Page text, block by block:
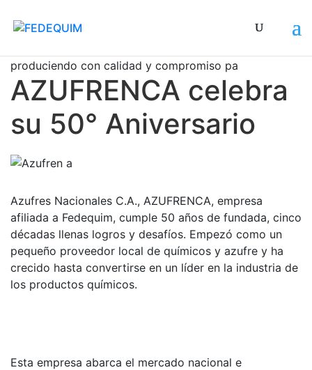
produciendo con calidad y compromiso para sus
AZUFRENCA celebra
su 50° Aniversario
Azufres Nacionales C.A., AZUFRENCA, empresa
afiliada a Fedequim, cumple 50 años de fundada, cinco
décadas llenas logros y desafíos. Empezó como un
pequeño proveedor local de químicos y azufre y ha
crecido hasta convertirse en un líder en la industria de
los productos químicos.
Esta empresa abarca el mercado nacional e